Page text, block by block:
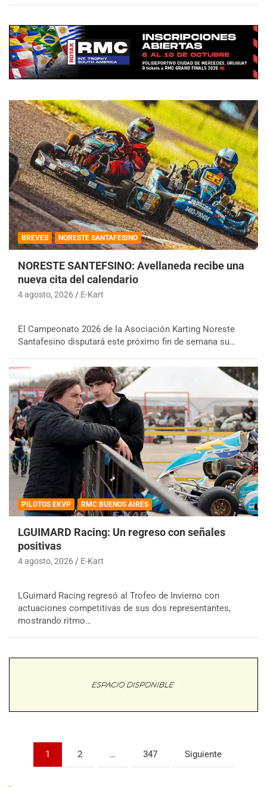
BREVES NORESTE SANTAFESINO
NORESTE SANTEFSINO: Avellaneda recibe una
nueva cita del calendario
4 agosto, 2026 E-Kart
El Campeonato 2026 de la Asociación Karting Noreste
Santafesino disputará este próximo fin de semana su…
PILOTOS EKVP RMC BUENOS AIRES
LGUIMARD Racing: Un regreso con señales
positivas
4 agosto, 2026 E-Kart
LGuimard Racing regresó al Trofeo de Invierno con
actuaciones competitivas de sus dos representantes,
mostrando ritmo…
Paginación
1 2 … 347 Siguiente
COBERTURA ESPECIAL DE E-KART.COM.AR
08/09-AGO
Ramiro Tot (Asfalto)
Parque de la Velocidad (Asfalto)